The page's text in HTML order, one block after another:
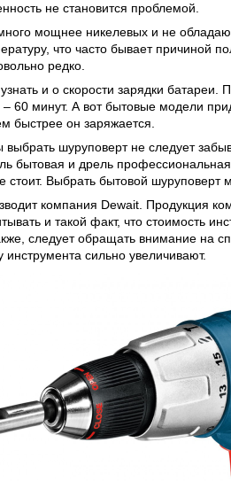
не становится проблемой.
мощнее никелевых и не
что часто бывает причиной
редко.
и о скорости зарядки
60 минут. А вот бытовые модели
быстрее он заряжается.
выбрать шуруповерт не следует
бытовая и дрель
Выбрать бытовой шуруповерт
компания Dewait. Продукция
и такой факт, что стоимость
следует обращать внимание на
сильно увеличивают.